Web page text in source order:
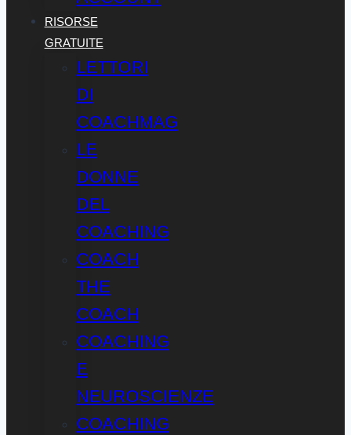
RISORSE
GRATUITE
LETTORI
DI
COACHMAG
LE
DONNE
DEL
COACHING
COACH
THE
COACH
COACHING
E
NEUROSCIENZE
COACHING